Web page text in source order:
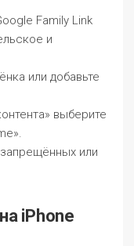
Family Link
и
или добавьте
выберите
или
iPhone